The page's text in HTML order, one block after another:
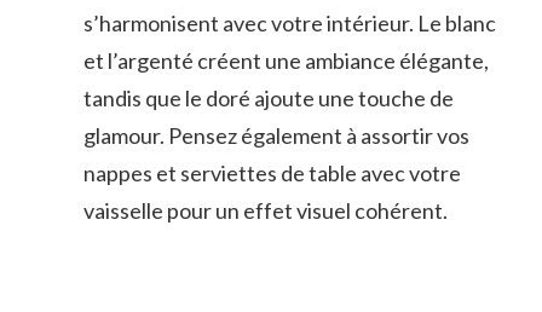
s’harmonisent avec votre intérieur. Le blanc
et l’argenté créent une ambiance élégante,
tandis que le doré ajoute une⁤ touche de
glamour. Pensez également à assortir ‌vos
nappes​ et serviettes de‌ table avec votre
vaisselle pour un effet visuel cohérent.